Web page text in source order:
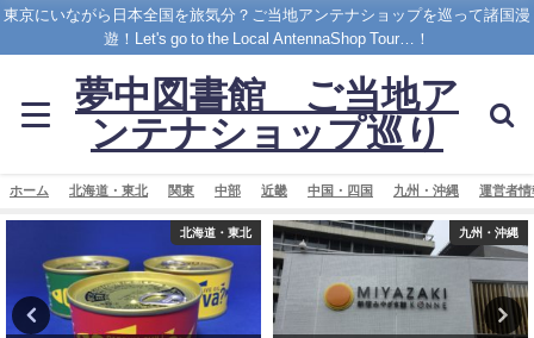
東京にいながら日本全国を旅気分？ご当地アンテナショップを巡って諸国漫
遊！Let's go to the Local AntennaShop Tour…！
夢中図書館 ご当地ア
ンテナショップ巡り
ホーム 北海道・東北 関東 中部 近畿 中国・四国 九州・沖縄 運営者情
九州・沖縄 中部